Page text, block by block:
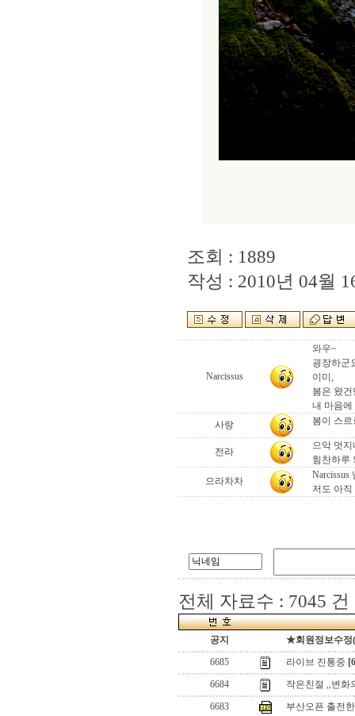
조회 : 1889
작성 : 2010년 04월
Narcissus
와우~
굉장하군
이미,
봄은 왔건
내 마음에
사랑
봄이 스
전라
으악 멋
힘찬하루
으라차차
저도 아
전체 자료수 : 7045 건
공지
★회원정보수정
6685
라이브 진통중
6684
작은친절 ,,변화
6683
부산오픈 출전한